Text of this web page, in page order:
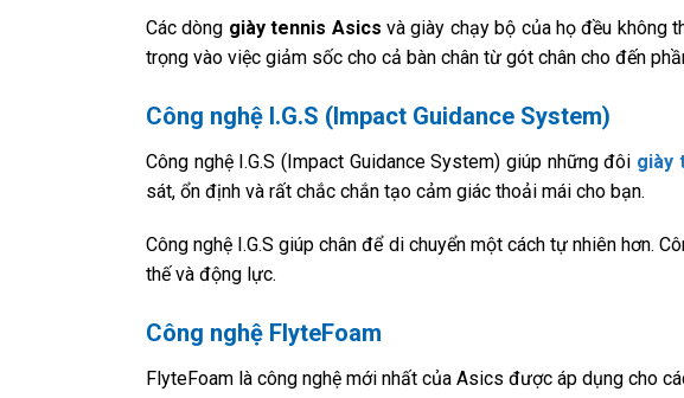
Các dòng giày tennis Asics và giày chạy bộ của họ đều không
trọng vào việc giảm sốc cho cả bàn chân từ gót chân cho đến
Công nghệ I.G.S (Impact Guidance System)
Công nghệ I.G.S (Impact Guidance System) giúp những đôi giày
sát, ổn định và rất chắc chắn tạo cảm giác thoải mái cho bạn.
Công nghệ I.G.S giúp chân để di chuyển một cách tự nhiên hơn.
thế và động lực.
Công nghệ FlyteFoam
FlyteFoam là công nghệ mới nhất của Asics được áp dụng cho